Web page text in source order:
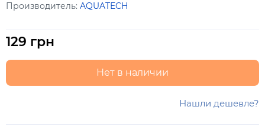
Производитель: AQUATECH
129 грн
Нет в наличии
Нашли дешевле?